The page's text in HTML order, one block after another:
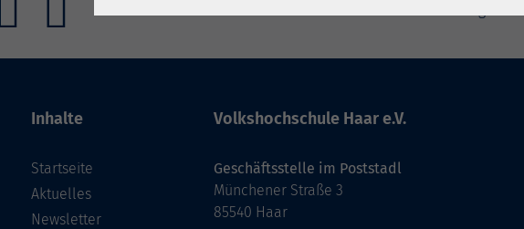
Inhalte
Startseite
Aktuelles
Newsletter
Volkshochschule Haar e.V.
Geschäftsstelle im Poststadl
Münchener Straße 3
85540 Haar